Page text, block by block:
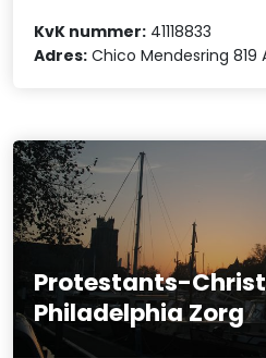
KvK nummer: 41118833
Adres: Chico Mendesring 819
Protestants-
Philadelphia Zorg